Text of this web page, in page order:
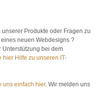
Produkte oder Fragen zu
neuen Webdesigns ?
Unterstützung bei dem
hier Hilfe zu unseren IT-
uns einfach hier. Wir melden uns